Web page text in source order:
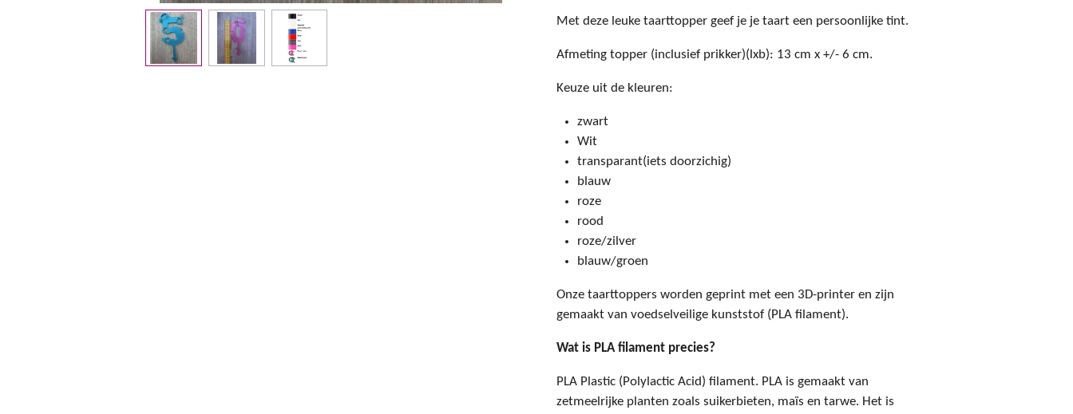
Met deze leuke taarttopper geef je je taart een persoonlijke tint.
Afmeting topper (inclusief prikker)(lxb): 13 cm x +/- 6 cm.
Keuze uit de kleuren:
zwart
Wit
transparant(iets doorzichig)
blauw
roze
rood
roze/zilver
blauw/groen
Onze taarttoppers worden geprint met een 3D-printer en zijn
gemaakt van voedselveilige kunststof (PLA filament).
Wat is PLA filament precies?
PLA Plastic (Polylactic Acid) filament. PLA is gemaakt van
zetmeelrijke planten zoals suikerbieten, maïs en tarwe. Het is